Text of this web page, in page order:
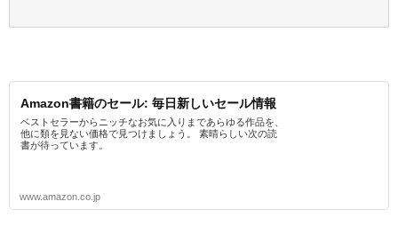
Amazon書籍のセール: 毎日新しいセール情報
ベストセラーからニッチなお気に入りまであらゆる作品を、
他に類を見ない価格で見つけましょう。 素晴らしい次の読
書が待っています。
www.amazon.co.jp